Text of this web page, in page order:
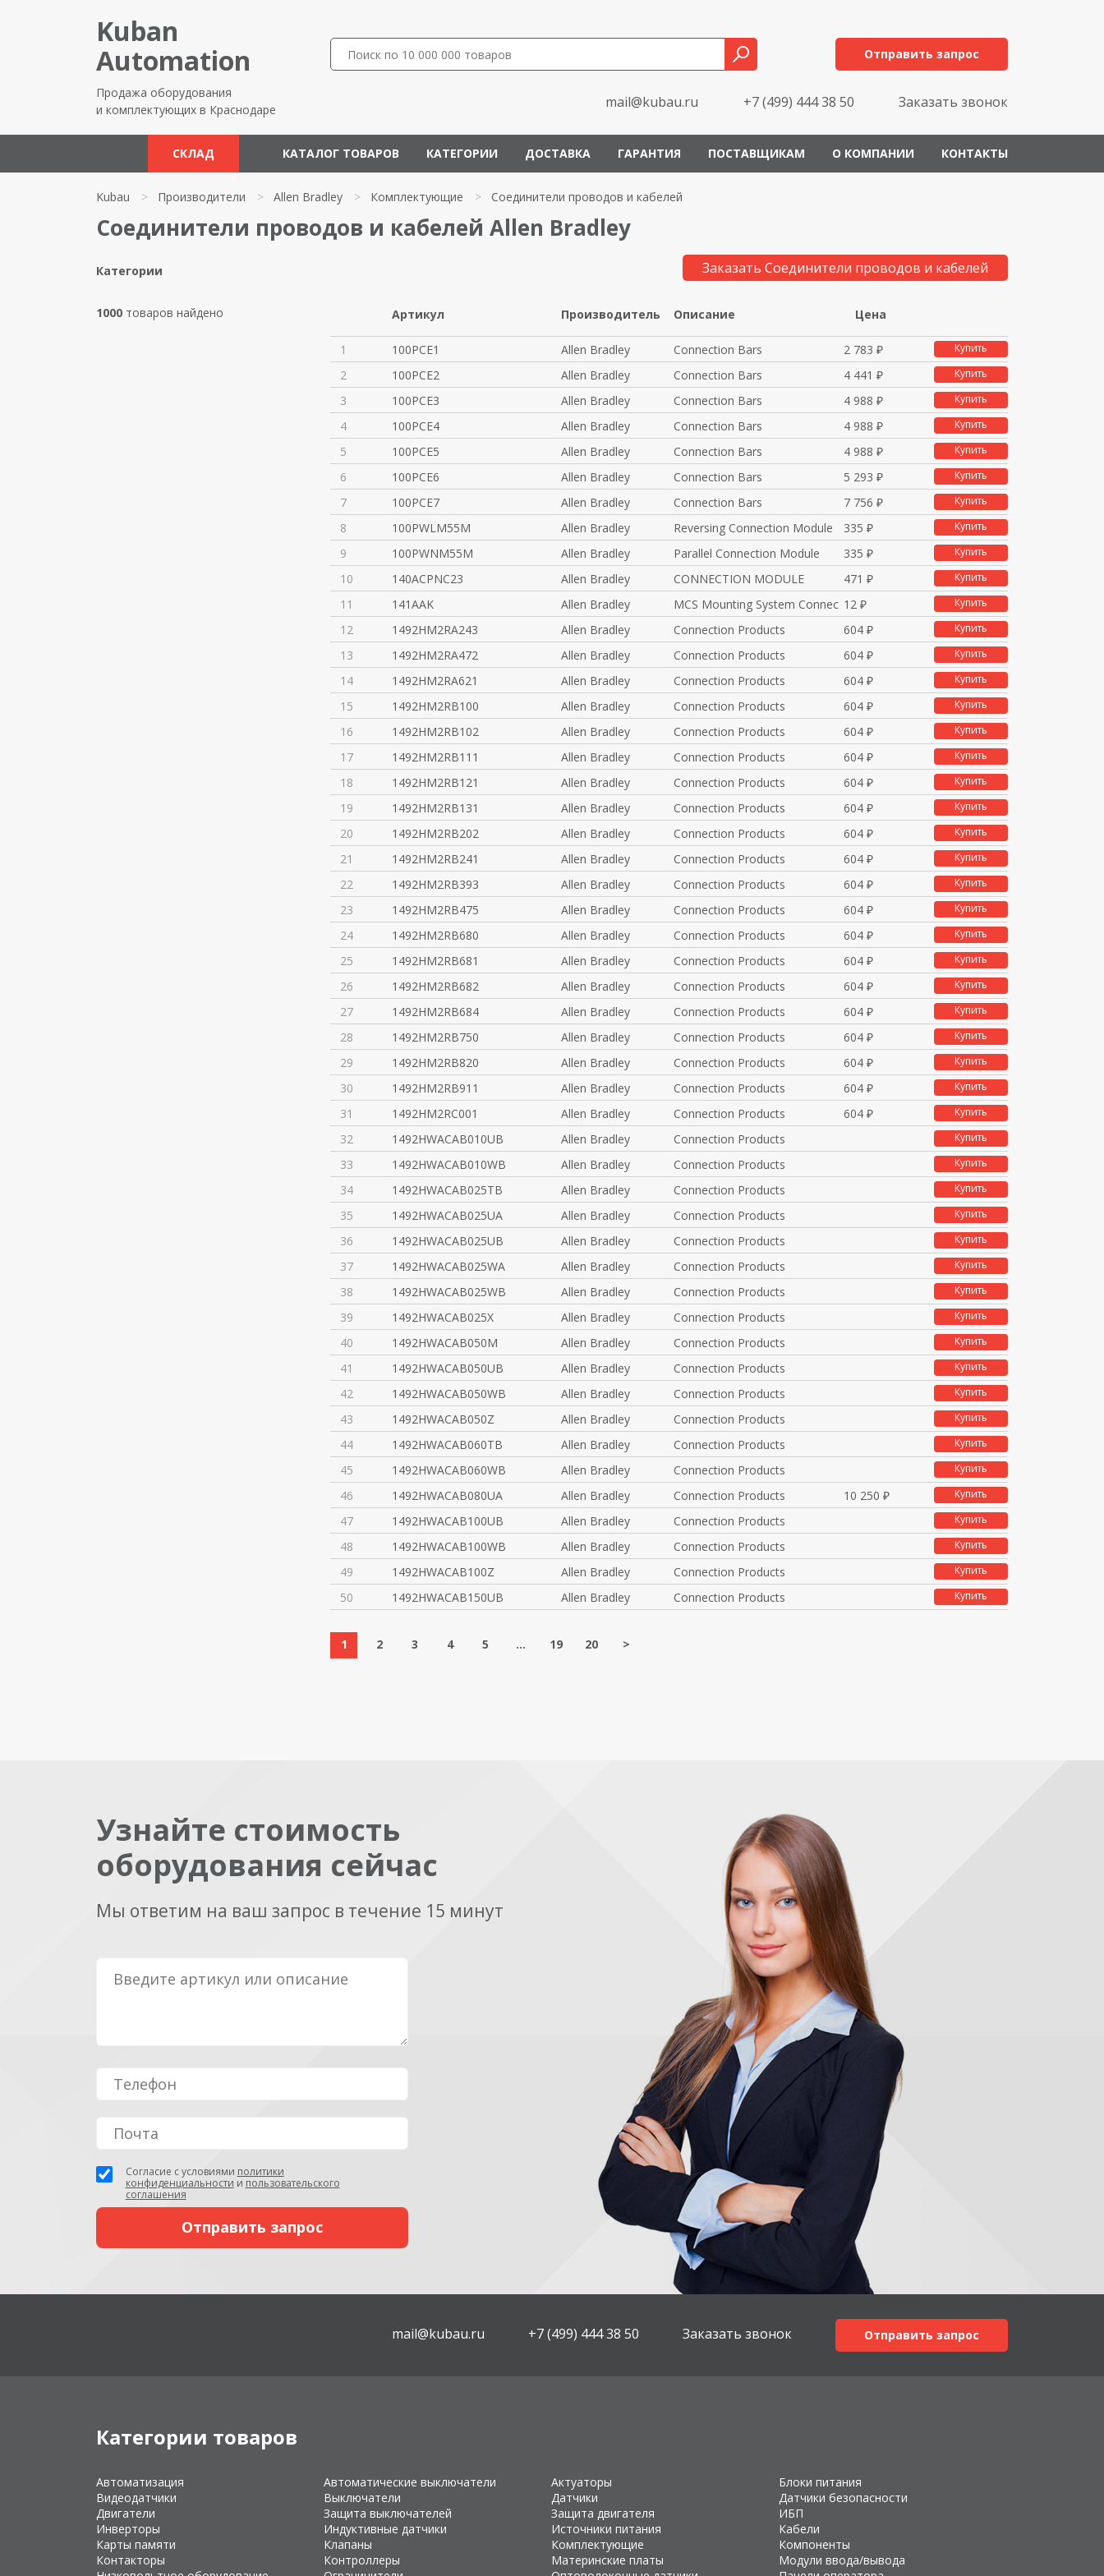
Kuban
Automation
Продажа оборудования
и комплектующих в Краснодаре
Отправить запрос
mail@kubau.ru +7 (499) 444 38 50 Заказать звонок
СКЛАД КАТАЛОГ ТОВАРОВ КАТЕГОРИИ ДОСТАВКА ГАРАНТИЯ ПОСТАВЩИКАМ О КОМПАНИИ КОНТАКТЫ
Kubau > Производители > Allen Bradley > Комплектующие > Соединители проводов и кабелей
Соединители проводов и кабелей Allen Bradley
Категории
1000 товаров найдено
Заказать Соединители проводов и кабелей
Артикул Производитель Описание Цена
1 100PCE1 Allen Bradley Connection Bars 2 783 ₽ Купить
2 100PCE2 Allen Bradley Connection Bars 4 441 ₽ Купить
3 100PCE3 Allen Bradley Connection Bars 4 988 ₽ Купить
4 100PCE4 Allen Bradley Connection Bars 4 988 ₽ Купить
5 100PCE5 Allen Bradley Connection Bars 4 988 ₽ Купить
6 100PCE6 Allen Bradley Connection Bars 5 293 ₽ Купить
7 100PCE7 Allen Bradley Connection Bars 7 756 ₽ Купить
8 100PWLM55M Allen Bradley Reversing Connection Module 335 ₽ Купить
9 100PWNM55M Allen Bradley Parallel Connection Module 335 ₽ Купить
10 140ACPNC23 Allen Bradley CONNECTION MODULE 471 ₽ Купить
11 141AAK Allen Bradley MCS Mounting System Connection12 ₽ Купить
12 1492HM2RA243 Allen Bradley Connection Products 604 ₽ Купить
13 1492HM2RA472 Allen Bradley Connection Products 604 ₽ Купить
14 1492HM2RA621 Allen Bradley Connection Products 604 ₽ Купить
15 1492HM2RB100 Allen Bradley Connection Products 604 ₽ Купить
16 1492HM2RB102 Allen Bradley Connection Products 604 ₽ Купить
17 1492HM2RB111 Allen Bradley Connection Products 604 ₽ Купить
18 1492HM2RB121 Allen Bradley Connection Products 604 ₽ Купить
19 1492HM2RB131 Allen Bradley Connection Products 604 ₽ Купить
20 1492HM2RB202 Allen Bradley Connection Products 604 ₽ Купить
21 1492HM2RB241 Allen Bradley Connection Products 604 ₽ Купить
22 1492HM2RB393 Allen Bradley Connection Products 604 ₽ Купить
23 1492HM2RB475 Allen Bradley Connection Products 604 ₽ Купить
24 1492HM2RB680 Allen Bradley Connection Products 604 ₽ Купить
25 1492HM2RB681 Allen Bradley Connection Products 604 ₽ Купить
26 1492HM2RB682 Allen Bradley Connection Products 604 ₽ Купить
27 1492HM2RB684 Allen Bradley Connection Products 604 ₽ Купить
28 1492HM2RB750 Allen Bradley Connection Products 604 ₽ Купить
29 1492HM2RB820 Allen Bradley Connection Products 604 ₽ Купить
30 1492HM2RB911 Allen Bradley Connection Products 604 ₽ Купить
31 1492HM2RC001 Allen Bradley Connection Products 604 ₽ Купить
32 1492HWACAB010UB Allen Bradley Connection Products Купить
33 1492HWACAB010WB Allen Bradley Connection Products Купить
34 1492HWACAB025TB Allen Bradley Connection Products Купить
35 1492HWACAB025UA Allen Bradley Connection Products Купить
36 1492HWACAB025UB Allen Bradley Connection Products Купить
37 1492HWACAB025WA Allen Bradley Connection Products Купить
38 1492HWACAB025WB Allen Bradley Connection Products Купить
39 1492HWACAB025X Allen Bradley Connection Products Купить
40 1492HWACAB050M Allen Bradley Connection Products Купить
41 1492HWACAB050UB Allen Bradley Connection Products Купить
42 1492HWACAB050WB Allen Bradley Connection Products Купить
43 1492HWACAB050Z Allen Bradley Connection Products Купить
44 1492HWACAB060TB Allen Bradley Connection Products Купить
45 1492HWACAB060WB Allen Bradley Connection Products Купить
46 1492HWACAB080UA Allen Bradley Connection Products 10 250 ₽ Купить
47 1492HWACAB100UB Allen Bradley Connection Products Купить
48 1492HWACAB100WB Allen Bradley Connection Products Купить
49 1492HWACAB100Z Allen Bradley Connection Products Купить
50 1492HWACAB150UB Allen Bradley Connection Products Купить
1 2 3 4 5 ... 19 20 >
Узнайте стоимость
оборудования сейчас
Мы ответим на ваш запрос в течение 15 минут
Согласие с условиями политики
конфиденциальности и пользовательского
соглашения
mail@kubau.ru +7 (499) 444 38 50 Заказать звонок Отправить запрос
Категории товаров
Автоматизация Автоматические выключатели Актуаторы
Блоки питания
Видеодатчики
Выключатели Датчики
Датчики безопасности
Двигатели
Защита выключателей Защита двигателя
ИБП
Инверторы
Индуктивные датчики Источники питания
Кабели
Карты памяти
Клапаны Комплектующие
Компоненты
Контакторы
Контроллеры Материнские платы
Модули ввода/вывода